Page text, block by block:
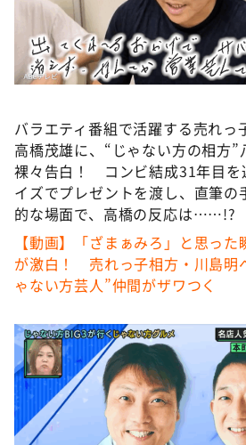
DAIGOも台所 ～きょうの献立 何に
本日はダイアンなり！シーズン２
朝だ！生です旅サラダ
ＬＩＦＥ～夢のカタチ～
新婚さんいらっしゃい！
ポツンと一軒家
ザキ山小屋本館
ぺこぱのまるスポ
アナ回覧板
バラエティ番組で活躍する売れっ
高橋茂雄に、“じゃない方の相方
裸々告白！ コンビ結成31年目を
イズでプレゼントを渡し、直筆の
的な場面で、高橋の反応は……!?
【動画】「ざまぁみろ」と思っ
が激⽩！ 売れっ子相方・川島明
ゃない⽅芸人”仲間がザワつく